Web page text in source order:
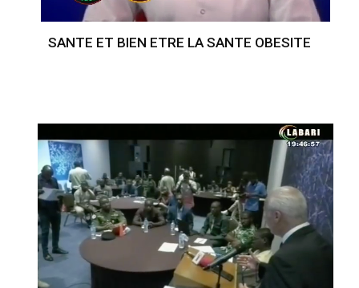
SANTE ET BIEN ETRE LA SANTE OBESITE